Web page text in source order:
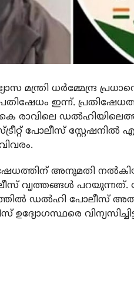
മന്ത്രി ധര്‍മ്മേന്ദ്ര
ഇന്ന്.
രാവിലെ
പോലീസ് സ്റ്റേഷനില്‍
അനുമതി
വൃത്തങ്ങള്‍ പറയുന്നത്.
ഡല്‍ഹി പോലീസ്